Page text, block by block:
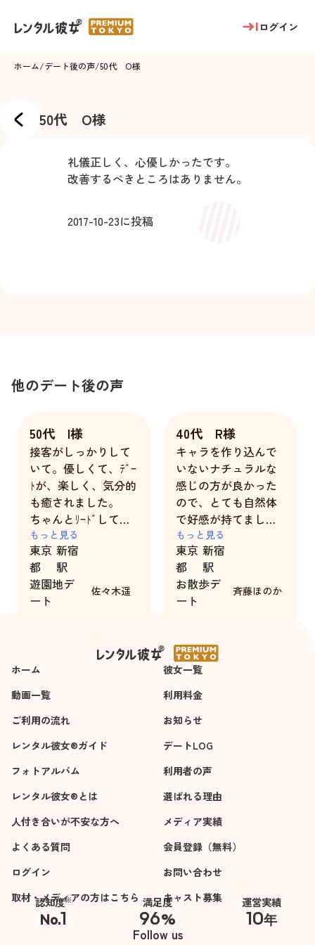
ログイン
ホーム/デート後の声/50代 O様
50代 O様
礼儀正しく、心優しかったです。
改善するべきところはありません。
2017-10-23に投稿
他のデート後の声
50代 I様
接客がしっかりして
いて。優しくて、ﾃﾞｰ
ﾄが、楽しく、気分的
も癒されました。
ちゃんとﾘｰﾄﾞしてく
れて、こっちが気を
使わず安心出来まし
た。とても良く、尊
敬も出来ました｡
もっと見る
東京
都
新宿
駅
遊園地デ
ート
佐々木遥
40代 R様
キャラを作り込んで
いないナチュラルな
感じの方が良かった
ので、とても自然体
で好感が持てまし
た。
お互いに緊張しすぎ
てしまって、リアル
な初デート感を楽し
めました！
もっと見る
東京
都
新宿
駅
お散歩デ
ート
斉藤ほのか
ホーム
彼女一覧
動画一覧
利用料金
ご利用の流れ
お知らせ
レンタル彼女®ガイド
デートLOG
フォトアルバム
利用者の声
レンタル彼女®とは
選ばれる理由
人付き合いが不安な方へ
メディア実績
よくある質問
会員登録（無料）
ログイン
お問い合わせ
取材・メディアの方はこちら
キャスト募集
認知度※
No.1
※自社調べ
満足度
96%
運営実績
10年
Follow us